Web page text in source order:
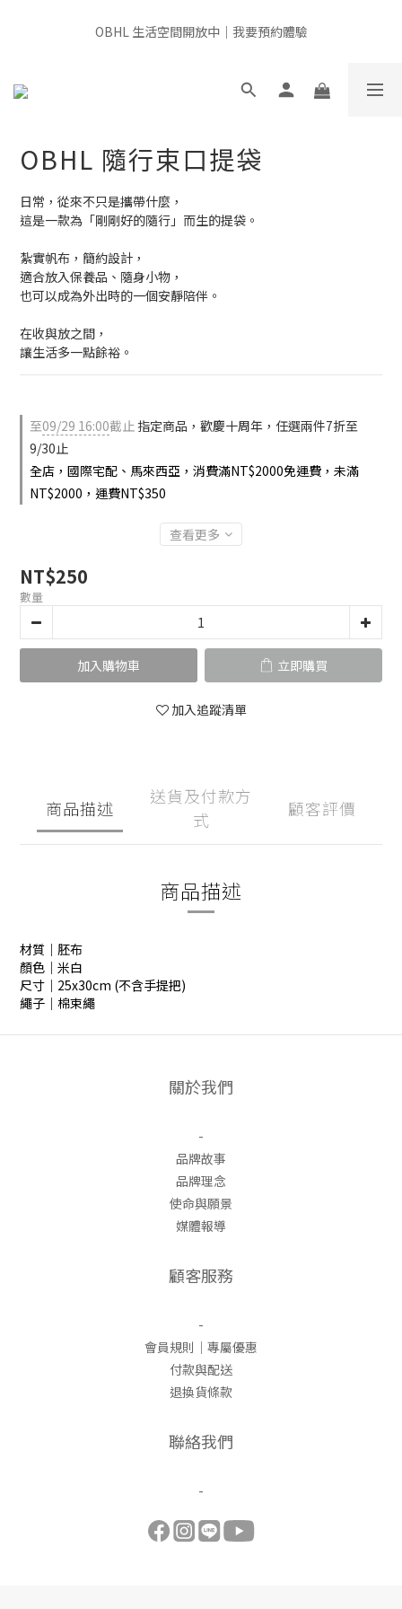
OBHL 生活空間開放中｜我要預約體驗
📍非經由官方或授權通路販售，產品來源無法確認，請審慎選購，
全館滿千免運 × 新用戶即享 $100 禮遇
OBHL 隨行束口提袋
日常，從來不只是攜帶什麼，
這是一款為「剛剛好的隨行」而生的提袋。
紮實帆布，簡約設計，
適合放入保養品、隨身小物，
也可以成為外出時的一個安靜陪伴。
在收與放之間，
讓生活多一點餘裕。
至09/29 16:00截止 指定商品，歡慶十周年，任選兩件7折至
9/30止
全店，國際宅配、馬來西亞，消費滿NT$2000免運費，未滿
NT$2000，運費NT$350
查看更多
NT$250
數量
加入購物車 立即購買
加入追蹤清單
商品描述
送貨及付款方
式
顧客評價
商品描述
材質｜胚布
顏色｜米白
尺寸｜25x30cm (不含手提把)
繩子｜棉束繩
關於我們
-
品牌故事
品牌理念
使命與願景
媒體報導
顧客服務
-
會員規則｜專屬優惠
付款與配送
退換貨條款
聯絡我們
-